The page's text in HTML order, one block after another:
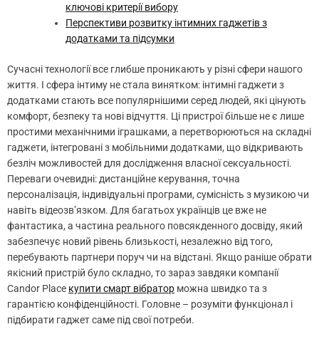
ключові критерії вибору
Перспективи розвитку інтимних гаджетів з
додатками та підсумки
Сучасні технології все глибше проникають у різні сфери нашого
життя. І сфера інтиму не стала винятком: інтимні гаджети з
додатками стають все популярнішими серед людей, які цінують
комфорт, безпеку та нові відчуття. Ці пристрої більше не є лише
простими механічними іграшками, а перетворюються на складні
гаджети, інтегровані з мобільними додатками, що відкривають
безліч можливостей для дослідження власної сексуальності.
Переваги очевидні: дистанційне керування, точна
персоналізація, індивідуальні програми, сумісність з музикою чи
навіть відеозв’язком. Для багатьох українців це вже не
фантастика, а частина реального повсякденного досвіду, який
забезпечує новий рівень близькості, незалежно від того,
перебувають партнери поруч чи на відстані. Якщо раніше обрати
якісний пристрій було складно, то зараз завдяки компанії
Candor Place купити смарт вібратор можна швидко та з
гарантією конфіденційності. Головне – розуміти функціонал і
підбирати гаджет саме під свої потреби.